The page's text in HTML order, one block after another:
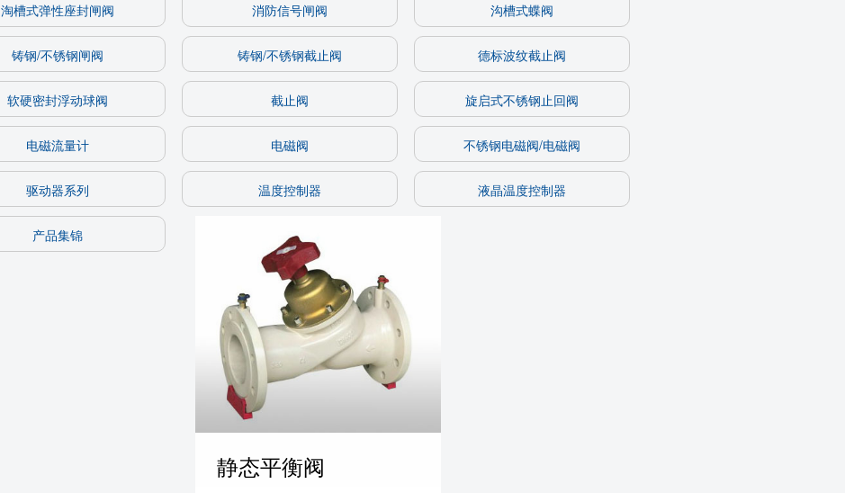
淘槽式弹性座封闸阀 消防信号闸阀 沟槽式蝶阀
铸钢/不锈钢闸阀 铸钢/不锈钢截止阀 德标波纹截止阀
软硬密封浮动球阀 截止阀 旋启式不锈钢止回阀
电磁流量计 电磁阀 不锈钢电磁阀/电磁阀
驱动器系列 温度控制器 液晶温度控制器
产品集锦
静态平衡阀